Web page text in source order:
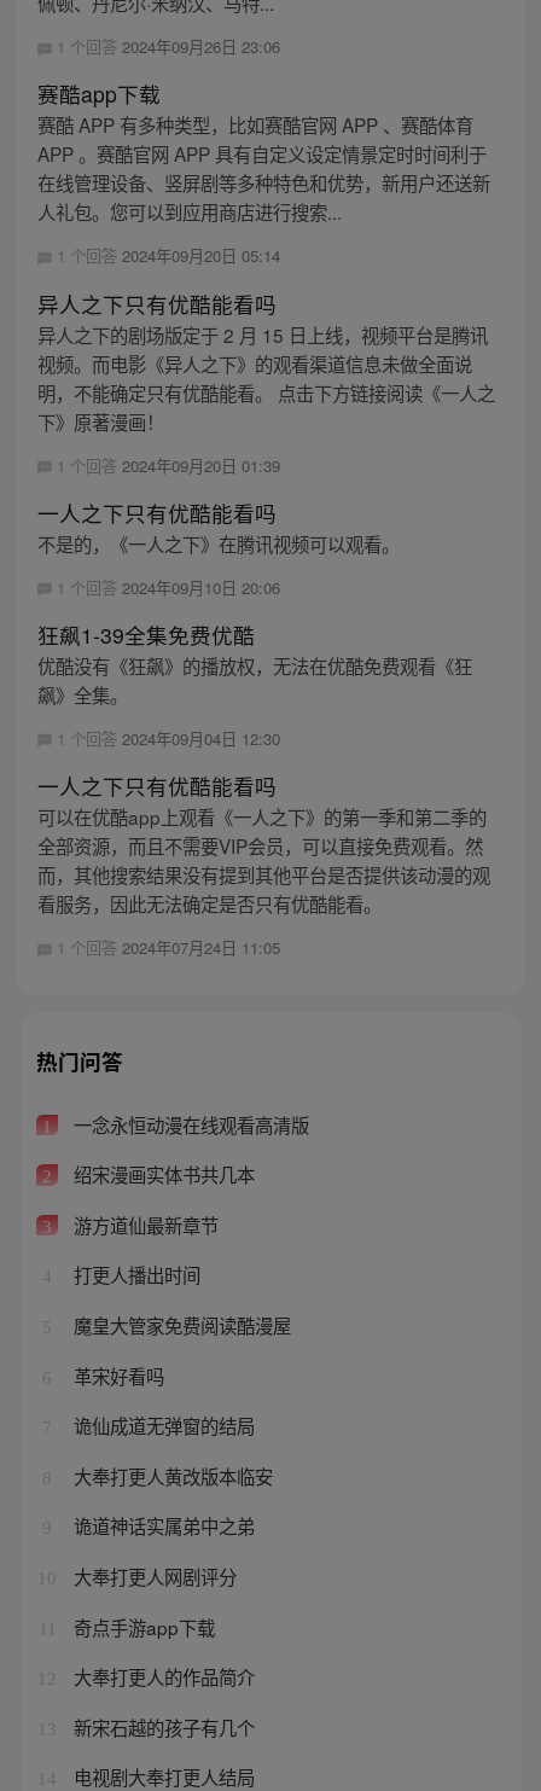
1 个回答 2024年09月26日 23:06
赛酷app下载
赛酷 APP 有多种类型，比如赛酷官网 APP 、赛酷体育
APP 。赛酷官网 APP 具有自定义设定情景定时时间利于
在线管理设备、竖屏剧等多种特色和优势，新用户还送新
人礼包。您可以到应用商店进行搜索...
1 个回答 2024年09月20日 05:14
异人之下只有优酷能看吗
异人之下的剧场版定于 2 月 15 日上线，视频平台是腾讯
视频。而电影《异人之下》的观看渠道信息未做全面说
明，不能确定只有优酷能看。 点击下方链接阅读《一人之
下》原著漫画！
1 个回答 2024年09月20日 01:39
一人之下只有优酷能看吗
不是的，《一人之下》在腾讯视频可以观看。
1 个回答 2024年09月10日 20:06
狂飙1-39全集免费优酷
优酷没有《狂飙》的播放权，无法在优酷免费观看《狂
飙》全集。
1 个回答 2024年09月04日 12:30
一人之下只有优酷能看吗
可以在优酷app上观看《一人之下》的第一季和第二季的
全部资源，而且不需要VIP会员，可以直接免费观看。然
而，其他搜索结果没有提到其他平台是否提供该动漫的观
看服务，因此无法确定是否只有优酷能看。
1 个回答 2024年07月24日 11:05
热门问答
1 一念永恒动漫在线观看高清版
2 绍宋漫画实体书共几本
3 游方道仙最新章节
4 打更人播出时间
5 魔皇大管家免费阅读酷漫屋
6 革宋好看吗
7 诡仙成道无弹窗的结局
8 大奉打更人黄改版本临安
9 诡道神话实属弟中之弟
10 大奉打更人网剧评分
奇点手游app下载
12 大奉打更人的作品简介
13 新宋石越的孩子有几个
14 电视剧大奉打更人结局